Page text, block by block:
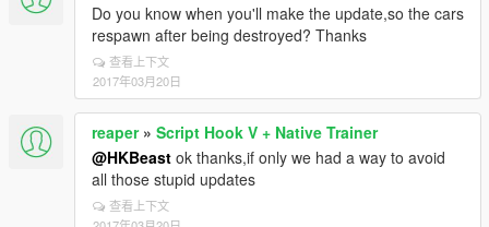
Do you know when you'll make the update,so the cars
respawn after being destroyed? Thanks
查看上下文
2017年03月20日
reaper» Script Hook V + Native Trainer
@HKBeast ok thanks,if only we had a way to avoid
all those stupid updates
查看上下文